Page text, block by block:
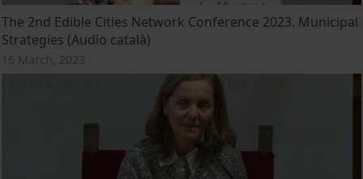
The 2nd Edible Cities Network Conference 2023. Municipal
Strategies (Audio català)
16 March, 2023